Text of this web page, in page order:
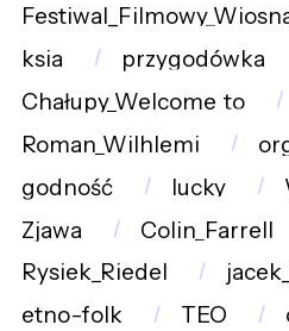
ksia
przygodówka
Chałupy_Welcome_to
Roman_Wilhlemi
godność
lucky
Zjawa
Colin_Farrell
Rysiek_Riedel
etno-folk
TEO